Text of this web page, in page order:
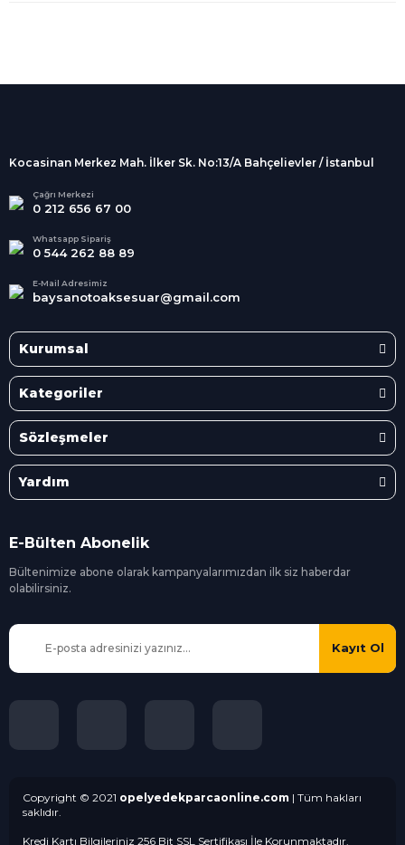
Alışveriş
kargolanmaktadır.
Tüm Kredi Kartlarına taksit
seçenekleri
Kocasinan Merkez Mah. İlker Sk. No:13/A Bahçelievler / İstanbul
Çağrı Merkezi
0 212 656 67 00
Whatsapp Sipariş
0 544 262 88 89
E-Mail Adresimiz
baysanotoaksesuar@gmail.com
Kurumsal
Kategoriler
Sözleşmeler
Yardım
E-Bülten Abonelik
Bültenimize abone olarak kampanyalarımızdan ilk siz haberdar
olabilirsiniz.
Kayıt Ol
Copyright © 2021 opelyedekparcaonline.com | Tüm hakları
saklıdır.
Kredi Kartı Bilgileriniz 256 Bit SSL Sertifikası İle Korunmaktadır.